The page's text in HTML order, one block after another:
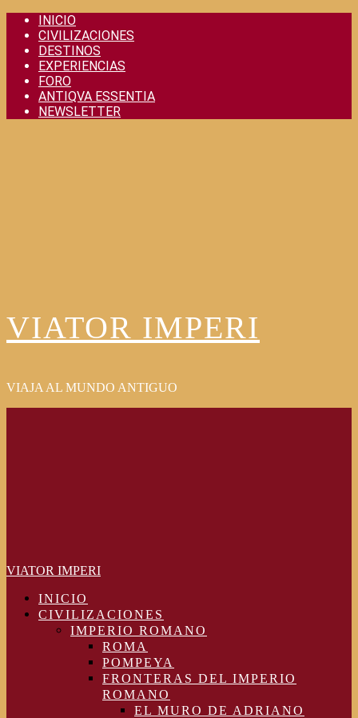
Skip
content
INICIO
CIVILIZACIONES
DESTINOS
EXPERIENCIAS
FORO
ANTIQVA ESSENTIA
NEWSLETTER
VIATOR IMPERI
VIAJA AL MUNDO ANTIGUO
VIATOR IMPERI
INICIO
CIVILIZACIONES
IMPERIO ROMANO
ROMA
POMPEYA
FRONTERAS DEL IMPERIO
ROMANO
EL MURO DE ADRIANO